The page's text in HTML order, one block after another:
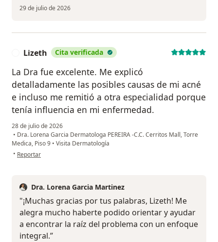
29 de julio de 2026
Lizeth Cita verificada
La Dra fue excelente. Me explicó
detalladamente las posibles causas de mi acné
e incluso me remitió a otra especialidad porque
tenía influencia en mi enfermedad.
28 de julio de 2026
• Dra. Lorena Garcia Dermatologa PEREIRA -C.C. Cerritos Mall, Torre
Medica, Piso 9 • Visita Dermatología
• en opinión del usuario Lizeth
Reportar
Dra. Lorena Garcia Martinez
"¡Muchas gracias por tus palabras, Lizeth! Me
alegra mucho haberte podido orientar y ayudar
a encontrar la raíz del problema con un enfoque
integral.”